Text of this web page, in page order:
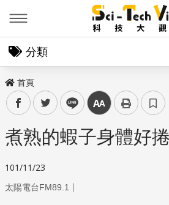
分類
首頁
facebooktwitter line 中
煮熟的蝦子身體好捲
101/11/23
太陽電台FM89.1 ｜